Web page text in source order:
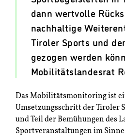
dann wertvolle
nachhaltige
Tiroler Sports und
gezogen werden
Mobilitätslandesrat
Das Mobilitätsmonitoring ist
Umsetzungsschritt der Tiroler
und Teil der Bemühungen des
Sportveranstaltungen im